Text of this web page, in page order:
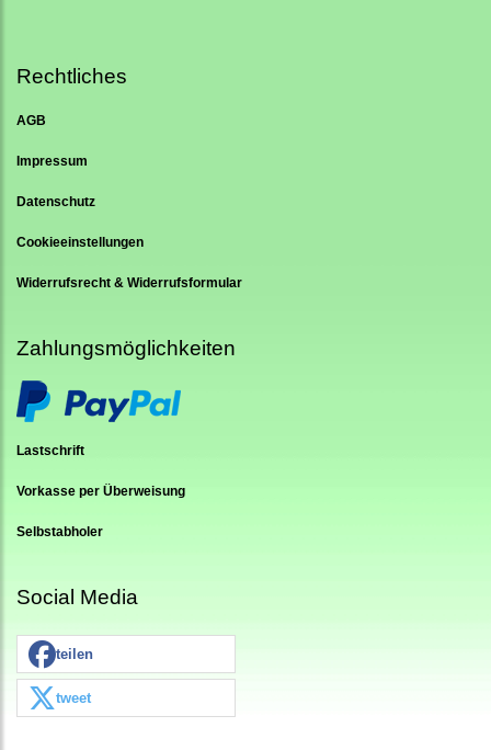
Rechtliches
AGB
Impressum
Datenschutz
Cookieeinstellungen
Widerrufsrecht & Widerrufsformular
Zahlungsmöglichkeiten
Lastschrift
Vorkasse per Überweisung
Selbstabholer
Social Media
teilen
tweet